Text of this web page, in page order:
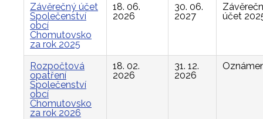
Závěrečný účet
Společenství
obcí
Chomutovsko
za rok 2025
18. 06.
2026
30. 06.
2027
účet
Rozpočtová
opatření
Společenství
obcí
Chomutovsko
za rok 2026
18. 02.
2026
31. 12.
2026